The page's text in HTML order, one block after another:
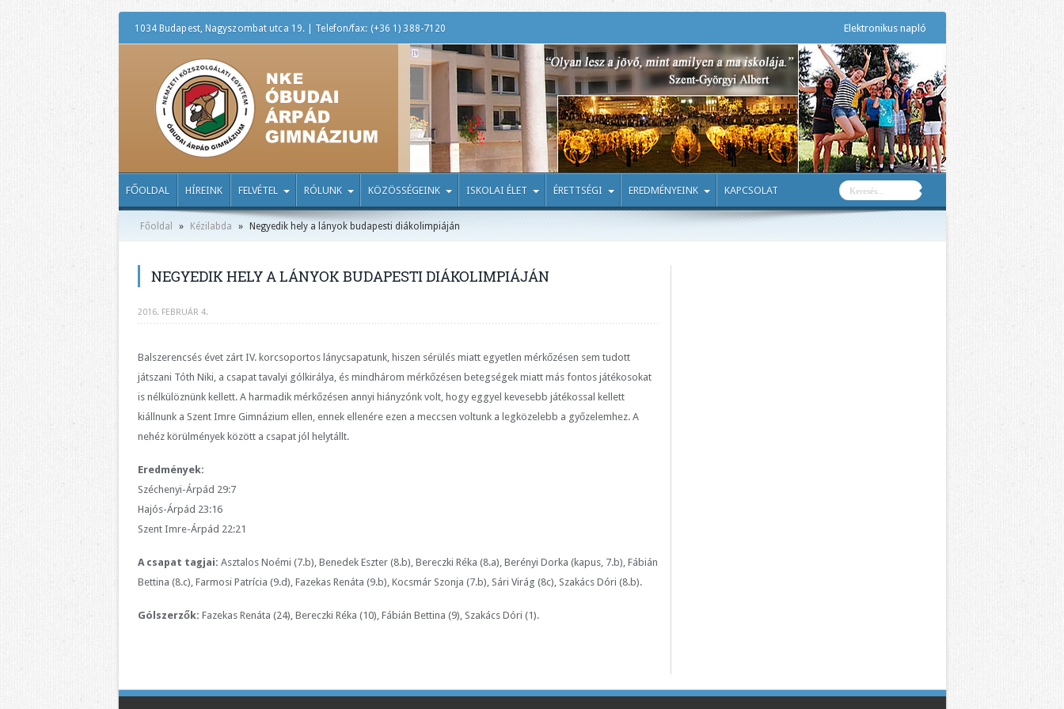
1034 Budapest, Nagyszombat utca 19. | Telefon/fax: (+36 1) 388-7120 Elektronikus napló
FŐOLDAL HÍREINK FELVÉTEL RÓLUNK KÖZÖSSÉGEINK ISKOLAI ÉLET ÉRETTSÉGI EREDMÉNYEINK KAPCSOLAT
Főoldal » Kézilabda » Negyedik hely a lányok budapesti diákolimpiáján
NEGYEDIK HELY A LÁNYOK BUDAPESTI DIÁKOLIMPIÁJÁN
2016. FEBRUÁR 4.
Balszerencsés évet zárt IV. korcsoportos lánycsapatunk, hiszen sérülés miatt egyetlen mérkőzésen sem tudott
játszani Tóth Niki, a csapat tavalyi gólkirálya, és mindhárom mérkőzésen betegségek miatt más fontos játékosokat
is nélkülöznünk kellett. A harmadik mérkőzésen annyi hiányzónk volt, hogy eggyel kevesebb játékossal kellett
kiállnunk a Szent Imre Gimnázium ellen, ennek ellenére ezen a meccsen voltunk a legközelebb a győzelemhez. A
nehéz körülmények között a csapat jól helytállt.
Eredmények:
Széchenyi-Árpád 29:7
Hajós-Árpád 23:16
Szent Imre-Árpád 22:21
A csapat tagjai: Asztalos Noémi (7.b), Benedek Eszter (8.b), Bereczki Réka (8.a), Berényi Dorka (kapus, 7.b), Fábián
Bettina (8.c), Farmosi Patrícia (9.d), Fazekas Renáta (9.b), Kocsmár Szonja (7.b), Sári Virág (8c), Szakács Dóri (8.b).
Gólszerzők: Fazekas Renáta (24), Bereczki Réka (10), Fábián Bettina (9), Szakács Dóri (1).